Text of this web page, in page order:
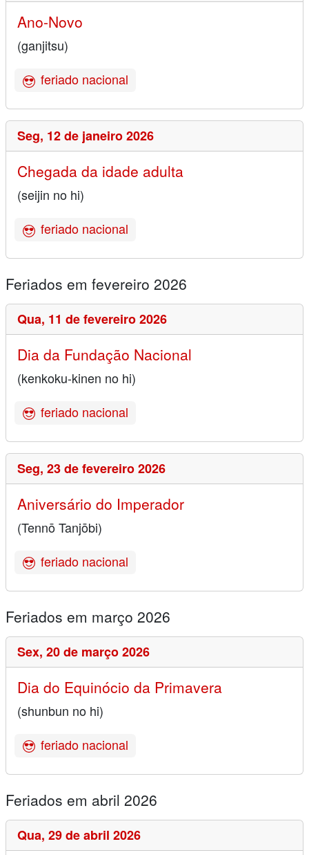
Ano-Novo
(ganjitsu)
feriado nacional
Seg, 12 de janeiro 2026
Chegada da idade adulta
(seijin no hi)
feriado nacional
Feriados em fevereiro 2026
Qua, 11 de fevereiro 2026
Dia da Fundação Nacional
(kenkoku-kinen no hi)
feriado nacional
Seg, 23 de fevereiro 2026
Aniversário do Imperador
(Tennō Tanjōbi)
feriado nacional
Feriados em março 2026
Sex, 20 de março 2026
Dia do Equinócio da Primavera
(shunbun no hi)
feriado nacional
Feriados em abril 2026
Qua, 29 de abril 2026